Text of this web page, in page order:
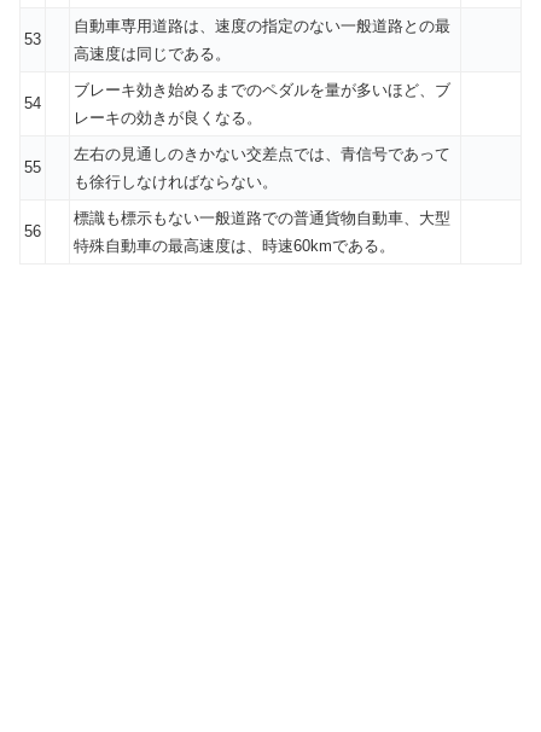
53
自動車専用道路は、速度の指定のない一般道路との最
高速度は同じである。
54
ブレーキ効き始めるまでのペダルを量が多いほど、ブ
レーキの効きが良くなる。
55
左右の見通しのきかない交差点では、青信号であって
も徐行しなければならない。
56
標識も標示もない一般道路での普通貨物自動車、大型
特殊自動車の最高速度は、時速60kmである。